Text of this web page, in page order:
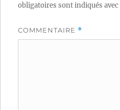
obligatoires sont indiqués avec
COMMENTAIRE *